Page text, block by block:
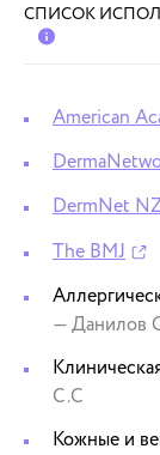
СПИСОК
American
DermNet
The BMJ
— Данилов
С.С
Кожные и